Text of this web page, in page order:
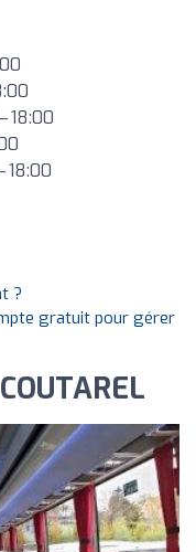
18:00
18:00
?
gratuit pour gérer